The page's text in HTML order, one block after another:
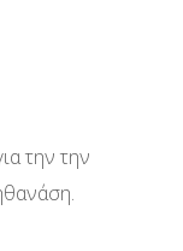
την την